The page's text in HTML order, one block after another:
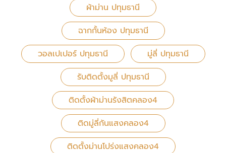
ผ้าม่าน ปทุมธานี
ฉากกั้นห้อง ปทุมธานี
วอลเปเปอร์ ปทุมธานี
มู่ลี่ ปทุมธานี
รับติดตั้งมูลี่ ปทุมธานี
ติดตั้งผ้าม่านรังสิตคลอง4
ติดมู่ลี่กันแสงคลอง4
ติดตั้งม่านโปร่งแสงคลอง4